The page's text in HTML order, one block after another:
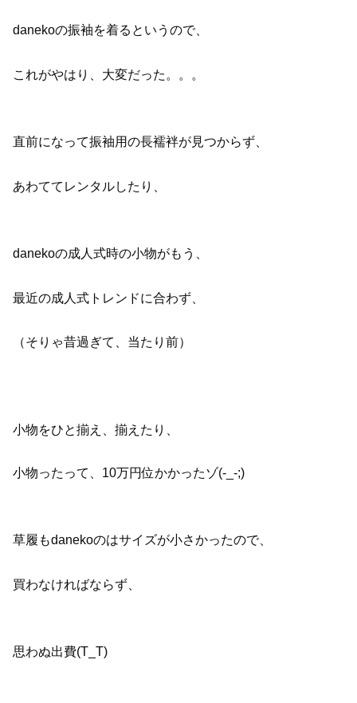
danekoの振袖を着るというので、
これがやはり、大変だった。。。
直前になって振袖用の長襦袢が見つからず、
あわててレンタルしたり、
danekoの成人式時の小物がもう、
最近の成人式トレンドに合わず、
（そりゃ昔過ぎて、当たり前）
小物をひと揃え、揃えたり、
小物ったって、10万円位かかったゾ(-_-;)
草履もdanekoのはサイズが小さかったので、
買わなければならず、
思わぬ出費(T_T)